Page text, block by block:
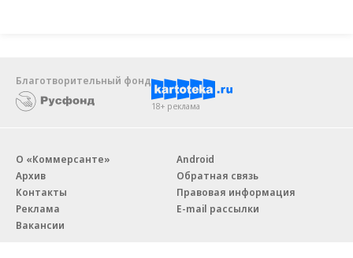
Благотворительный фонд
18+ реклама
О «Коммерсанте»
Архив
Контакты
Реклама
Вакансии
Android
Обратная связь
Правовая информация
E-mail рассылки